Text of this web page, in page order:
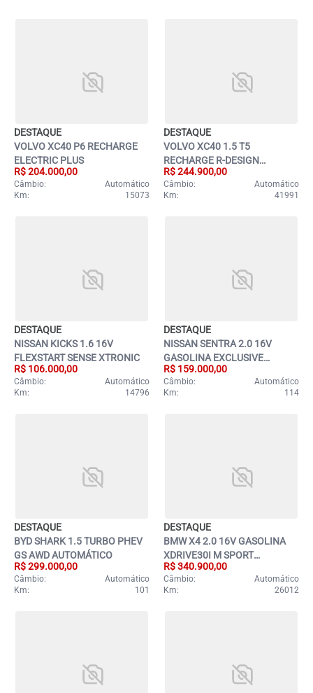
DESTAQUE
VOLVO XC40 P6 RECHARGE
ELECTRIC PLUS
R$ 204.000,00
Câmbio:
Automático
Km:
15073
DESTAQUE
VOLVO XC40 1.5 T5
RECHARGE R-DESIGN
GEARTRONIC
R$ 244.900,00
Câmbio:
Automático
Km:
41991
DESTAQUE
NISSAN KICKS 1.6 16V
FLEXSTART SENSE XTRONIC
R$ 106.000,00
Câmbio:
Automático
Km:
14796
DESTAQUE
NISSAN SENTRA 2.0 16V
GASOLINA EXCLUSIVE
PREMIUM XTRONIC
R$ 159.000,00
Câmbio:
Automático
Km:
114
DESTAQUE
BYD SHARK 1.5 TURBO PHEV
GS AWD AUTOMÁTICO
R$ 299.000,00
Câmbio:
Automático
Km:
101
DESTAQUE
BMW X4 2.0 16V GASOLINA
XDRIVE30I M SPORT
STEPTRONIC
R$ 340.900,00
Câmbio:
Automático
Km:
26012